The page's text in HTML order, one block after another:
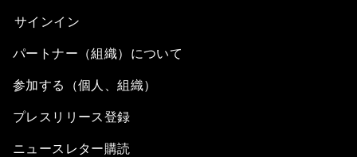
サインイン
パートナー（組織）について
参加する（個人、組織）
プレスリリース登録
ニュースレター購読